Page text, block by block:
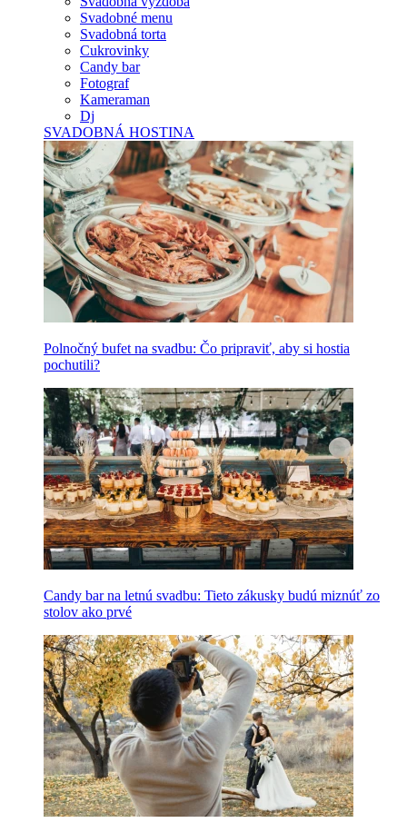
Svadobné menu
Svadobná torta
Cukrovinky
Candy bar
Fotograf
Kameraman
Dj
SVADOBNÁ HOSTINA
Polnočný bufet na svadbu: Čo pripraviť, aby si hostia
pochutili?
Candy bar na letnú svadbu: Tieto zákusky budú miznúť zo
stolov ako prvé